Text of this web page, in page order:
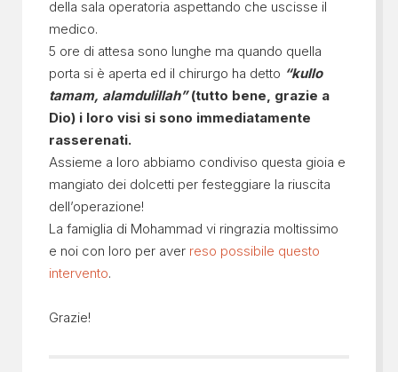
della sala operatoria aspettando che uscisse il
medico.
5 ore di attesa sono lunghe ma quando quella
porta si è aperta ed il chirurgo ha detto “kullo
tamam, alamdulillah”(tutto bene, grazie a
Dio) i loro visi si sono immediatamente
rasserenati.
Assieme a loro abbiamo condiviso questa gioia e
mangiato dei dolcetti per festeggiare la riuscita
dell’operazione!
La famiglia di Mohammad vi ringrazia moltissimo
e noi con loro per aver reso possibile questo
intervento.
Grazie!